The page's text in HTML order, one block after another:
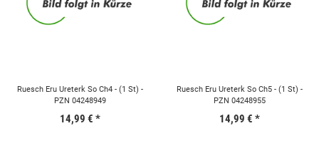
Ruesch Eru Ureterk So Ch4 - (1 St) -
PZN 04248949
14,99 € *
Ruesch Eru Ureterk So Ch5 - (1 St) -
PZN 04248955
14,99 € *